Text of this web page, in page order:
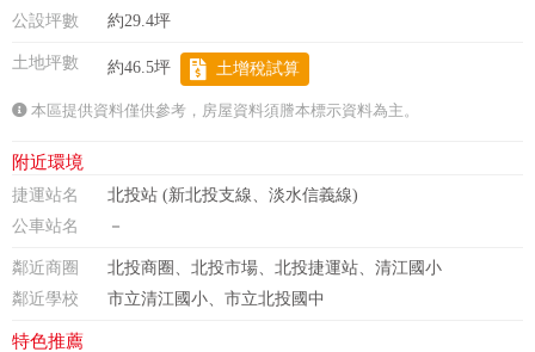
公設坪數
約29.4坪
土地坪數 約46.5坪 土增稅試算
本區提供資料僅供參考，房屋資料須謄本標示資料為主。
附近環境
捷運站名
北投站 (新北投支線、淡水信義線)
公車站名
－
鄰近商圈
北投商圈、北投市場、北投捷運站、清江國小
鄰近學校
市立清江國小、市立北投國中
特色推薦